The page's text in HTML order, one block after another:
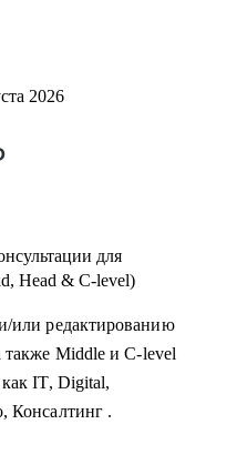
на коротких курсах, чтобы
по которым
2026
для
Head & C-level)
или редактированию
Middle и C-level
IT, Digital,
Консалтинг .